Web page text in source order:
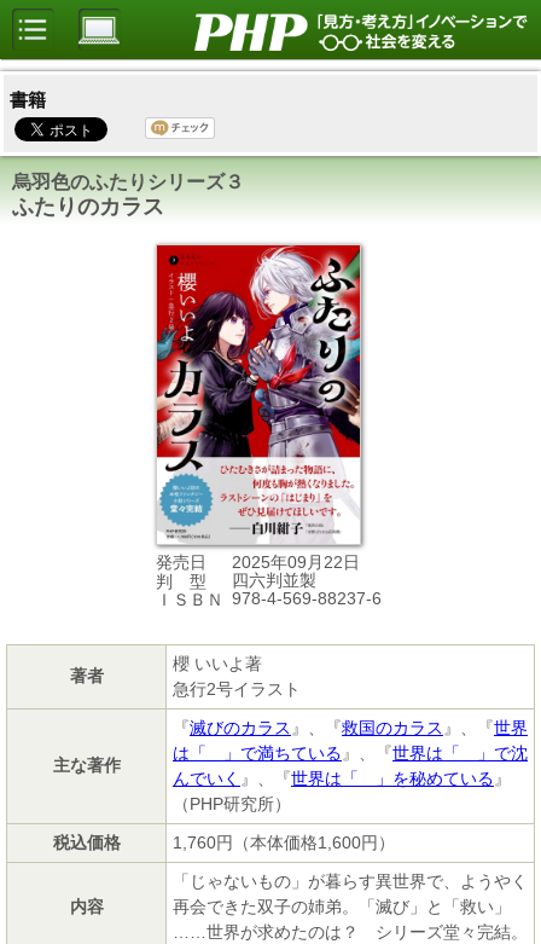
書籍
烏羽色のふたりシリーズ３
ふたりのカラス
発売日
2025年09月22日
判 型
四六判並製
ＩＳＢＮ
978-4-569-88237-6
著者
櫻 いいよ著
急行2号イラスト
主な著作
『滅びのカラス 』、『救国のカラス 』、『世界
は「 」で満ちている 』、『世界は「 」で沈
んでいく 』、『世界は「 」を秘めている 』
（PHP研究所）
税込価格
1,760円（本体価格1,600円）
内容
「じゃないもの」が暮らす異世界で、ようやく
再会できた双子の姉弟。「滅び」と「救い」
……世界が求めたのは？ シリーズ堂々完結。